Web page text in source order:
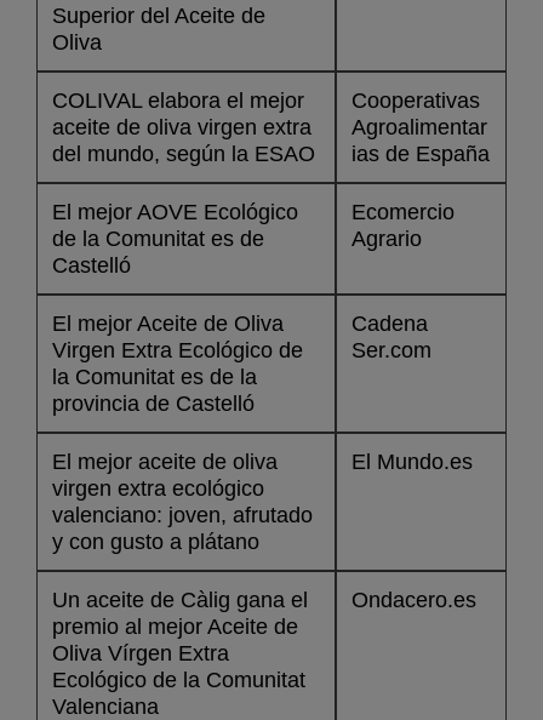
Superior del Aceite de
Oliva
COLIVAL elabora el mejor
aceite de oliva virgen extra
del mundo, según la ESAO
Cooperativas
Agroalimentar
ias de España
El mejor AOVE Ecológico
de la Comunitat es de
Castelló
Ecomercio
Agrario
El mejor Aceite de Oliva
Virgen Extra Ecológico de
la Comunitat es de la
provincia de Castelló
Cadena
Ser.com
El mejor aceite de oliva
virgen extra ecológico
valenciano: joven, afrutado
y con gusto a plátano
El Mundo.es
Un aceite de Càlig gana el
premio al mejor Aceite de
Oliva Vírgen Extra
Ecológico de la Comunitat
Valenciana
Ondacero.es